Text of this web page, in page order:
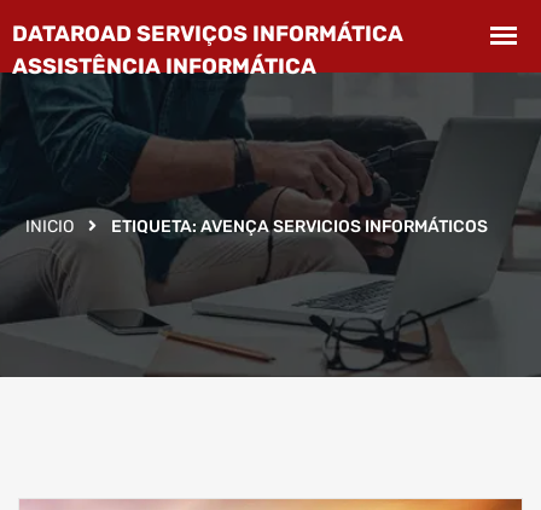
INICIO ETIQUETA: AVENÇA SERVICIOS INFORMÁTICOS